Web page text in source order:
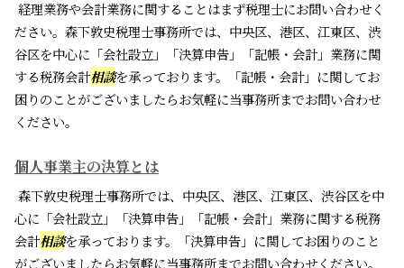
経理業務や会計業務に関することはまず税理士にお問い合わせく
ださい。森下敦史税理士事務所では、中央区、港区、江東区、渋
谷区を中心に「会社設立」「決算申告」「記帳・会計」業務に関
する税務会計相談を承っております。「記帳・会計」に関してお
困りのことがございましたらお気軽に当事務所までお問い合わせ
ください。
個人事業主の決算とは
森下敦史税理士事務所では、中央区、港区、江東区、渋谷区を中
心に「会社設立」「決算申告」「記帳・会計」業務に関する税務
会計相談を承っております。「決算申告」に関してお困りのこと
がございましたらお気軽に当事務所までお問い合わせください。